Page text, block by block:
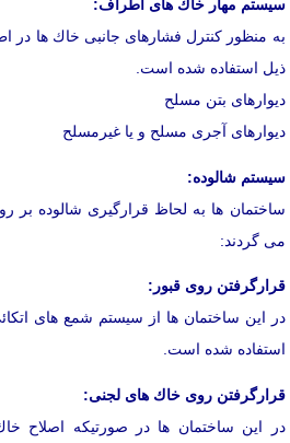
سیستم مهار خاك های اطراف:
به منظور كنترل فشارهای جانبی خاك ها در
ذیل استفاده شده است.
دیوارهای بتن مسلح
دیوارهای آجری مسلح و یا غیرمسلح
سیستم شالوده:
می گردند:
قرارگرفتن روی قبور:
در این ساختمان ها از سیستم شمع های
استفاده شده است.
قرارگرفتن روی خاك های لجنی:
در این ساختمان ها در صورتیكه اصلاح